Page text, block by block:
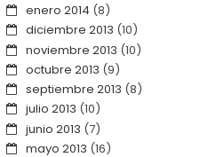
enero 2014 (8)
diciembre 2013 (10)
noviembre 2013 (10)
octubre 2013 (9)
septiembre 2013 (8)
julio 2013 (10)
junio 2013 (7)
mayo 2013 (16)